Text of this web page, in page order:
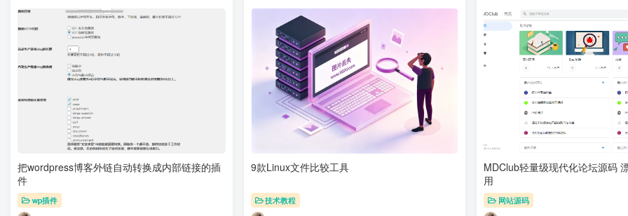
把wordpress博客外链自动转换成内部链接的插
件
wp插件
9款Linux文件比较工具
技术教程
MDClub轻量级现代化论坛源码
用
网站源码